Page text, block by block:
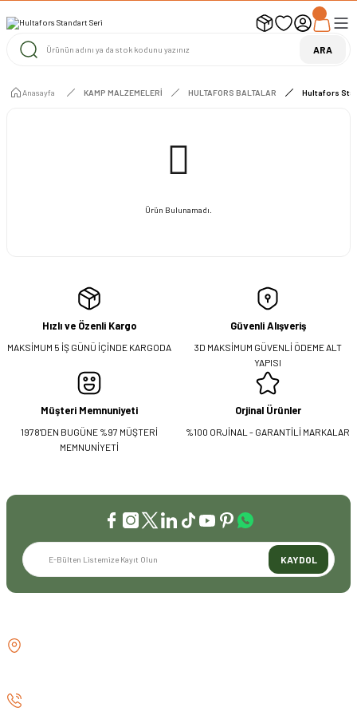
UYARI ! KARGOLAR 13 TEMMUZ 2026 YAPILACAK
1000 TL ve Üzeri Ücretsiz Kargo 1000 TL ve Üzeri Ücretsiz Kargo ARA
Anasayfa KAMP MALZEMELERİ HULTAFORS BALTALAR Hultafors
Ürün Bulunamadı.
Hızlı ve Özenli Kargo
MAKSİMUM 5 İŞ GÜNÜ İÇİNDE KARGODA
Güvenli Alışveriş
3D MAKSİMUM GÜVENLİ ÖDEME ALT
YAPISI
Müşteri Memnuniyeti
1978'DEN BUGÜNE %97 MÜŞTERİ
MEMNUNİYETİ
Orjinal Ürünler
%100 ORJİNAL - GARANTİLİ MARKALAR
KAYDOL